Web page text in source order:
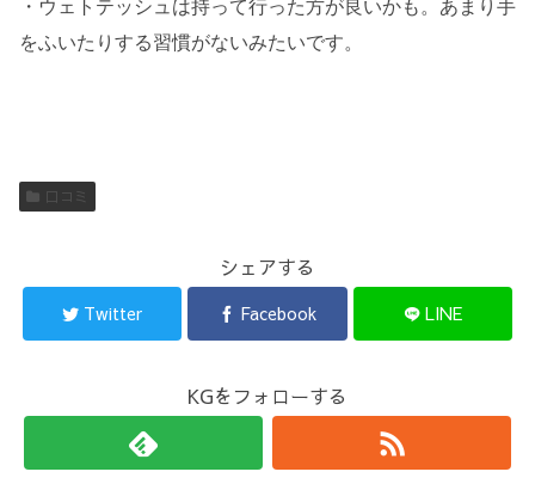
・ウェトテッシュは持って行った方が良いかも。あまり手
をふいたりする習慣がないみたいです。
口コミ
シェアする
Twitter Facebook LINE
KGをフォローする